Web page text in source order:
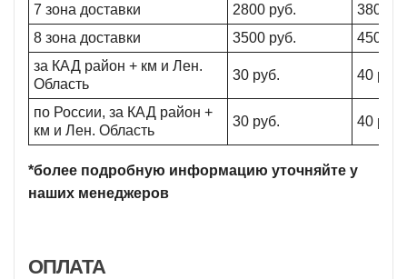
7 зона доставки
2800 руб.
3800
8 зона доставки
3500 руб.
4500
за КАД район + км и Лен.
Область
30 руб. 40 руб.
по России, за КАД район +
км и Лен. Область
30 руб. 40 руб.
*более подробную информацию уточняйте у
наших менеджеров
ОПЛАТА